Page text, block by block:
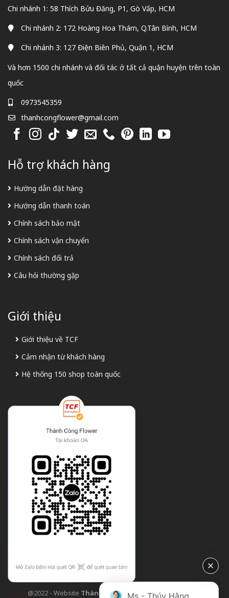
Chi nhánh 1: 58 Thích Bửu Đăng, P1, Gò Vấp, HCM
Chi nhánh 2: 172 Hoàng Hoa Thám, Q.Tân Bình, HCM
Chi nhánh 3: 127 Điện Biên Phủ, Quận 1, HCM
Và hơn 1500 chi nhánh và đối tác ở tất cả quận huyện trên toàn
quốc
0973545359
thanhcongflower@gmail.com
Hỗ trợ khách hàng
Hướng dẫn đặt hàng
Hướng dẫn thanh toán
Chính sách bảo mật
Chính sách vận chuyển
Chính sách đổi trả
Câu hỏi thường gặp
Giới thiệu
Giới thiệu về TCF
Cảm nhận từ khách hàng
Hệ thống 150 shop toàn quốc
@2022 - Website Thành Công Flower| Design bởi
Ms - Thúy Hằng